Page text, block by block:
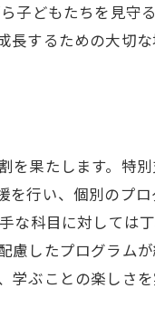
どもたちを見守
するための大切な
果たします。特
行い、個別のプ
科目に対しては
したプログラム
ぶことの楽しさ